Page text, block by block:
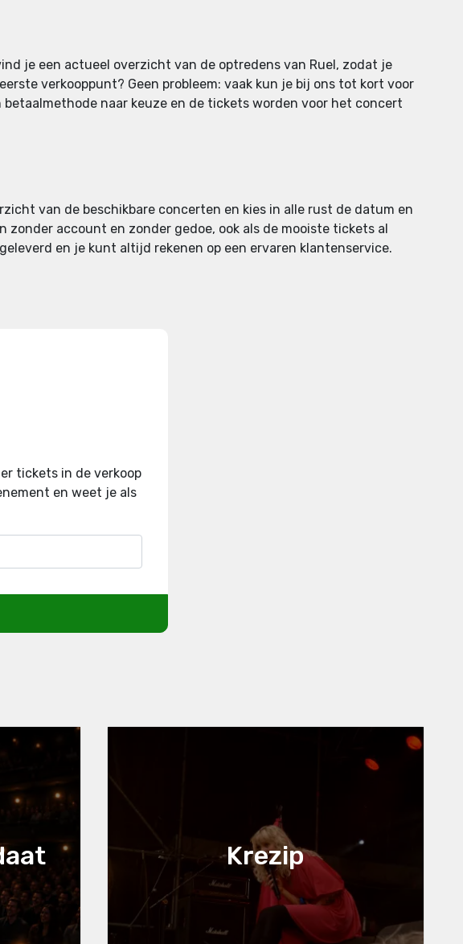
je een actueel overzicht van de optredens van Ruel, zodat je
verkooppunt? Geen probleem: vaak kun je bij ons tot kort voor
naar keuze en de tickets worden voor het concert
van de beschikbare concerten en kies in alle rust de datum en
account en zonder gedoe, ook als de mooiste tickets al
en je kunt altijd rekenen op een ervaren klantenservice.
tickets in de verkoop
en weet je als
Krezip